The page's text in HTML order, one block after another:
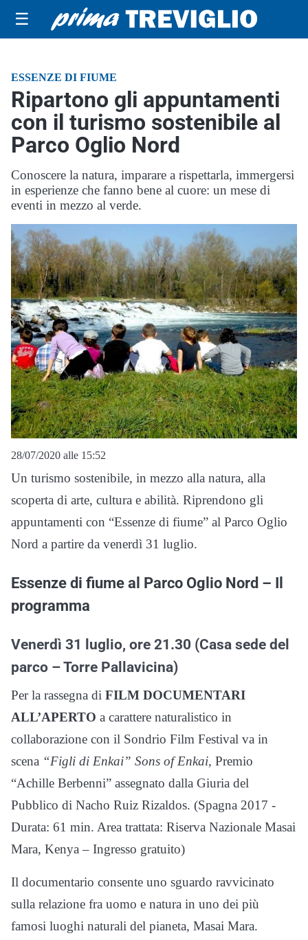
☰
ESSENZE DI FIUME
Ripartono gli appuntamenti
con il turismo sostenibile al
Parco Oglio Nord
Conoscere la natura, imparare a rispettarla, immergersi
in esperienze che fanno bene al cuore: un mese di
eventi in mezzo al verde.
28/07/2020 alle 15:52
Un turismo sostenibile, in mezzo alla natura, alla
scoperta di arte, cultura e abilità. Riprendono gli
appuntamenti con “Essenze di fiume” al Parco Oglio
Nord a partire da venerdì 31 luglio.
Essenze di fiume al Parco Oglio Nord – Il
programma
Venerdì 31 luglio, ore 21.30 (Casa sede del
parco – Torre Pallavicina)
Per la rassegna di FILM DOCUMENTARI
ALL’APERTO a carattere naturalistico in
collaborazione con il Sondrio Film Festival va in
scena “Figli di Enkai” Sons of Enkai, Premio
“Achille Berbenni” assegnato dalla Giuria del
Pubblico di Nacho Ruiz Rizaldos. (Spagna 2017 -
Durata: 61 min. Area trattata: Riserva Nazionale Masai
Mara, Kenya – Ingresso gratuito)
Il documentario consente uno sguardo ravvicinato
sulla relazione fra uomo e natura in uno dei più
famosi luoghi naturali del pianeta, Masai Mara.